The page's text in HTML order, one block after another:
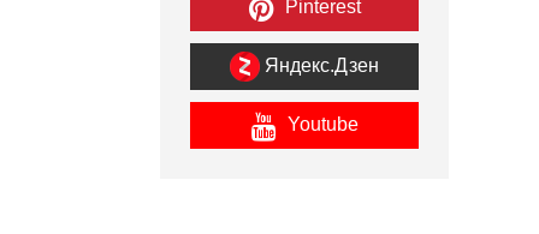
Pinterest
Яндекс.Дзен
Youtube